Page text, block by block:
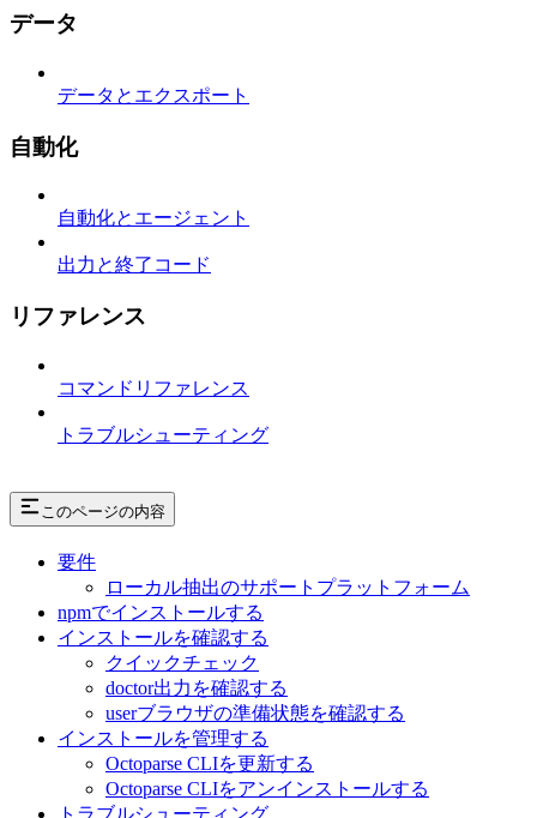
データ
データとエクスポート
自動化
自動化とエージェント
出力と終了コード
リファレンス
コマンドリファレンス
トラブルシューティング
このページの内容
要件
ローカル抽出のサポートプラットフォーム
npmでインストールする
インストールを確認する
クイックチェック
doctor出力を確認する
userブラウザの準備状態を確認する
インストールを管理する
Octoparse CLIを更新する
Octoparse CLIをアンインストールする
トラブルシューティング